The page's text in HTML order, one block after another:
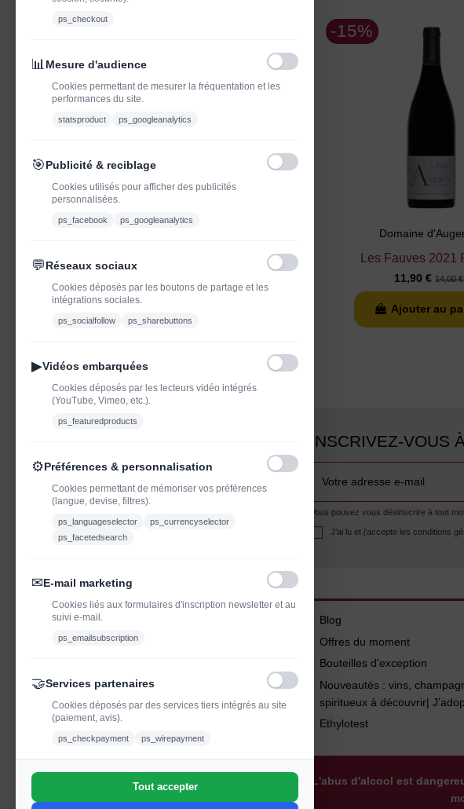
-15%
Domaine
Les Fauves 2021
11,90 €14,00 €
Ajouter au
INSCRIVEZ-VOUS
Vous pouvez vous désinscrire à tout
J'ai lu et j'accepte les conditions
Blog
Offres du moment
Bouteilles d'exception
Nouveautés : vins,
spiritueux à découvrir|
Ethylotest
L'abus d'alcool est
ps_checkout
📊 Mesure d'audience
Cookies permettant de mesurer la fréquentation et les
performances du site.
statsproduct ps_googleanalytics
🎯Publicité & reciblage
Cookies utilisés pour afficher des publicités
personnalisées.
ps_facebook ps_googleanalytics
💬Réseaux sociaux
Cookies déposés par les boutons de partage et les
intégrations sociales.
ps_socialfollow ps_sharebuttons
▶Vidéos embarquées
Cookies déposés par les lecteurs vidéo intégrés
(YouTube, Vimeo, etc.).
ps_featuredproducts
⚙Préférences & personnalisation
Cookies permettant de mémoriser vos préférences
(langue, devise, filtres).
ps_languageselector
ps_currencyselector
ps_facetedsearch
✉E-mail marketing
Cookies liés aux formulaires d'inscription newsletter et au
suivi e-mail.
ps_emailsubscription
🤝Services partenaires
Cookies déposés par des services tiers intégrés au site
(paiement, avis).
ps_checkpayment ps_wirepayment
Tout accepter